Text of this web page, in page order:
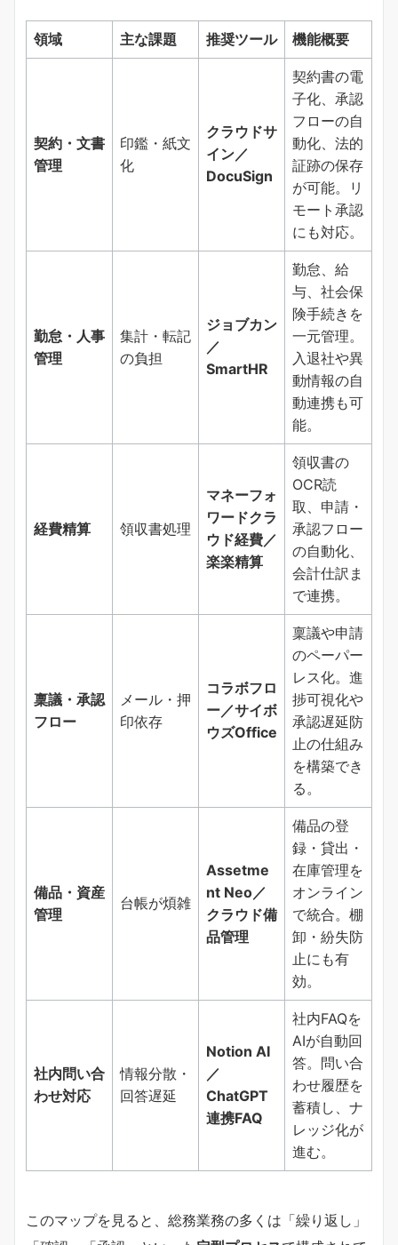
領域 主な課題 推奨ツール 機能概要
契約・文書
管理
印鑑・紙文
化
クラウドサ
イン／
DocuSign
契約書の電
子化、承認
フローの自
動化、法的
証跡の保存
が可能。リ
モート承認
にも対応。
勤怠・人事
管理
集計・転記
の負担
ジョブカン
／
SmartHR
勤怠、給
与、社会保
険手続きを
一元管理。
入退社や異
動情報の自
動連携も可
能。
経費精算 領収書処理
マネーフォ
ワードクラ
ウド経費／
楽楽精算
領収書の
OCR読
取、申請・
承認フロー
の自動化、
会計仕訳ま
で連携。
稟議・承認
フロー
メール・押
印依存
コラボフロ
ー／サイボ
ウズOffice
稟議や申請
のペーパー
レス化。進
捗可視化や
承認遅延防
止の仕組み
を構築でき
る。
備品・資産
管理
台帳が煩雑
Assetme
nt Neo／
クラウド備
品管理
備品の登
録・貸出・
在庫管理を
オンライン
で統合。棚
卸・紛失防
止にも有
効。
社内問い合
わせ対応
情報分散・
回答遅延
Notion AI
／
ChatGPT
連携FAQ
社内FAQを
AIが自動回
答。問い合
わせ履歴を
蓄積し、ナ
レッジ化が
進む。
このマップを見ると、総務業務の多くは「繰り返し」